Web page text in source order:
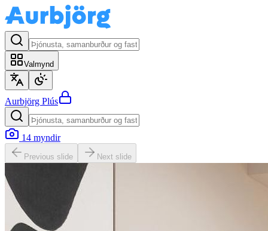
Valmynd
Aurbjörg Plús
14 myndir
Previous slide Next slide